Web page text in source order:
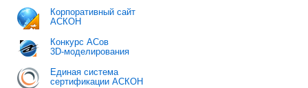
Корпоративный сайт
АСКОН
Конкурс АСов
3D-моделирования
Единая система
сертификации АСКОН